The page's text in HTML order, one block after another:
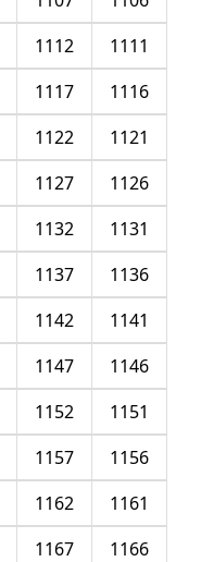
1111
1112
1116
1117
1121
1122
1126
1127
1131
1132
1136
1137
1141
1142
1146
1147
1151
1152
1156
1157
1161
1162
1166
1167